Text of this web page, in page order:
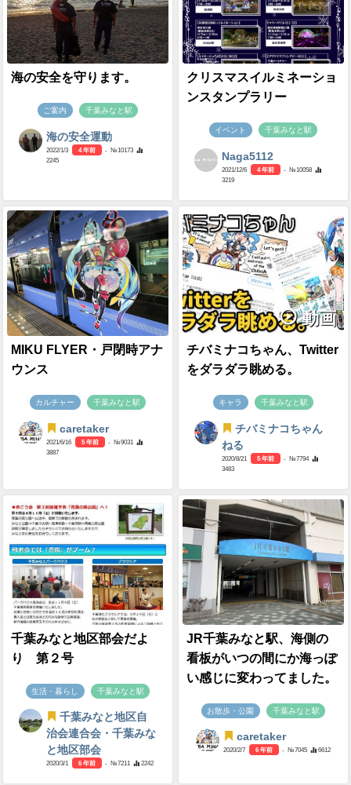
海の安全を守ります。
ご案内 千葉みなと駅
海の安全運動
2022/1/3 4 年前
- №10173
2245
クリスマスイルミネーショ
ンスタンプラリー
イベント 千葉みなと駅
Naga5112
2021/12/6 4 年前
- №10058
3219
MIKU FLYER・戸閉時アナ
ウンス
カルチャー 千葉みなと駅
caretaker
2021/6/16 5 年前
- №9031
3887
動画
チバミナコちゃん、Twitter
をダラダラ眺める。
キャラ 千葉みなと駅
チバミナコちゃん
ねる
2020/8/21 5 年前
- №7794
3483
千葉みなと地区部会だよ
り 第２号
生活・暮らし 千葉みなと駅
千葉みなと地区自
治会連合会・千葉みな
と地区部会
2020/3/1 6 年前 - №7211 2242
JR千葉みなと駅、海側の
看板がいつの間にか海っぽ
い感じに変わってました。
お散歩・公園 千葉みなと駅
caretaker
2020/2/7 6 年前 - №7045 6612